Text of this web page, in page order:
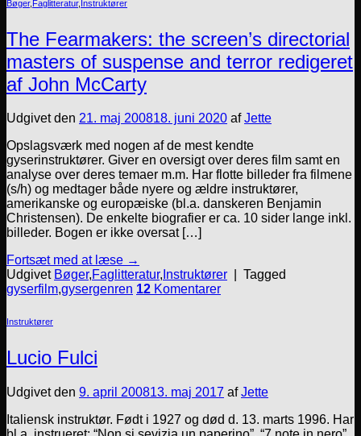
Bøger, Faglitteratur, Instruktører
The Fearmakers: the screen’s directorial
masters of suspense and terror redigeret
af John McCarty
Udgivet den 21. maj 200818. juni 2020 afJette
Opslagsværk med nogen af de mest kendte
gyserinstruktører. Giver en oversigt over deres film samt en
analyse over deres temaer m.m. Har flotte billeder fra filmene
(s/h) og medtager både nyere og ældre instruktører,
amerikanske og europæiske (bl.a. danskeren Benjamin
Christensen). De enkelte biografier er ca. 10 sider lange inkl.
billeder. Bogen er ikke oversat […]
Fortsæt med at læse →
Udgivet Bøger,Faglitteratur, Instruktører
Tagged
gyserfilm,gysergenren 12 Komentarer
Instruktører
Lucio Fulci
Udgivet den 9. april 200813. maj 2017 afJette
Italiensk instruktør. Født i 1927 og død d. 13. marts 1996. Har